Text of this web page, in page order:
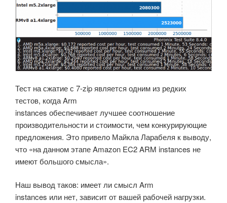
Тест на сжатие с 7-zip является одним из редких
тестов, когда Arm
instances обеспечивает лучшее соотношение
производительности и стоимости, чем конкурирующие
предложения. Это привело Майкла Ларабеля к выводу,
что «на данном этапе Amazon EC2 ARM instances не
имеют большого смысла».
Наш вывод таков: имеет ли смысл Arm
instances или нет, зависит от вашей рабочей нагрузки.